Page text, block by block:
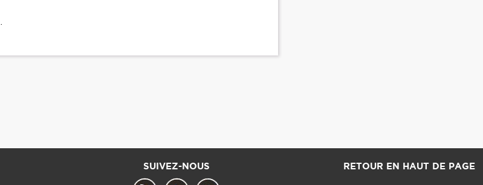
SUIVEZ-NOUS RETOUR EN HAUT DE PAGE